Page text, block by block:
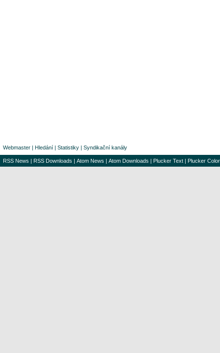
Webmaster | Hledání | Statistiky | Syndikační kanály
RSS News | RSS Downloads | Atom News | Atom Downloads | Plucker Text | Plucker Color